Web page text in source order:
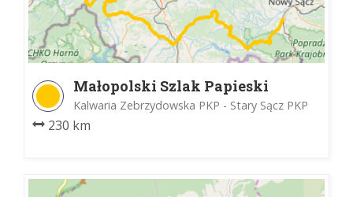
Małopolski Szlak Papieski
Kalwaria Zebrzydowska PKP - Stary Sącz PKP
230 km